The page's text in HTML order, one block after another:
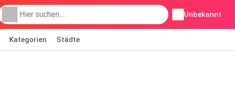
Unbekannt
Kategorien Städte